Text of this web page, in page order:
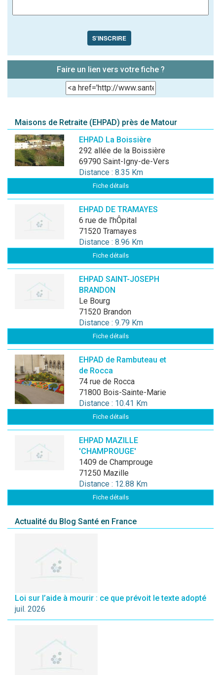
S'INSCRIRE
Faire un lien vers votre fiche ?
Maisons de Retraite (EHPAD) près de Matour
EHPAD La Boissière
292 allée de la Boissière
69790 Saint-Igny-de-Vers
Distance : 8.35 Km
Fiche détails
EHPAD DE TRAMAYES
6 rue de l'hÔpital
71520 Tramayes
Distance : 8.96 Km
Fiche détails
EHPAD SAINT-JOSEPH
BRANDON
Le Bourg
71520 Brandon
Distance : 9.79 Km
Fiche détails
EHPAD de Rambuteau et
de Rocca
74 rue de Rocca
71800 Bois-Sainte-Marie
Distance : 10.41 Km
Fiche détails
EHPAD MAZILLE
'CHAMPROUGE'
1409 de Champrouge
71250 Mazille
Distance : 12.88 Km
Fiche détails
Actualité du Blog Santé en France
Loi sur l’aide à mourir : ce que prévoit le texte adopté
juil. 2026